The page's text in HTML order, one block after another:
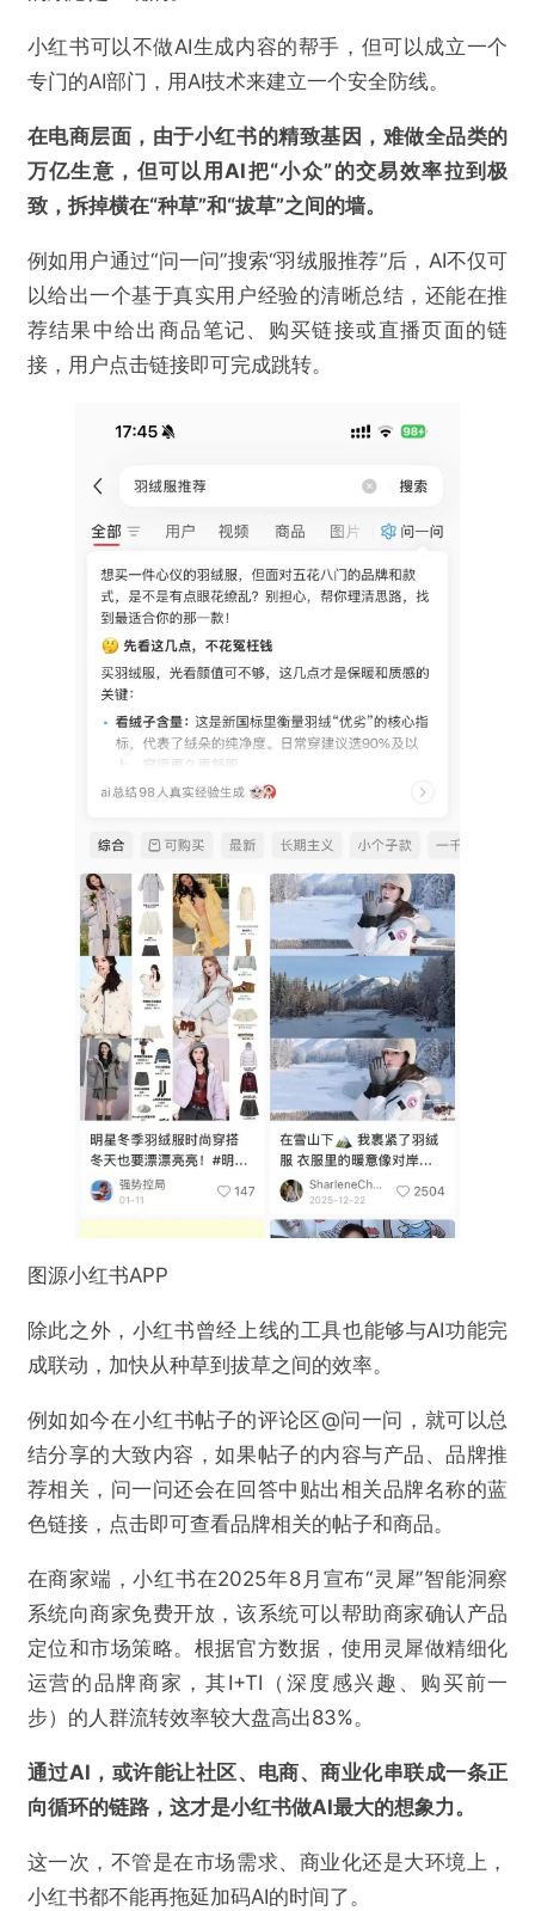
小红书可以不做AI生成内容的帮手，但可以成立一个
专门的AI部门，用AI技术来建立一个安全防线。
在电商层面，由于小红书的精致基因，难做全品类的
万亿生意，但可以用AI把“小众”的交易效率拉到极
致，拆掉横在“种草”和“拔草”之间的墙。
例如用户通过“问一问”搜索“羽绒服推荐”后，AI不仅可
以给出一个基于真实用户经验的清晰总结，还能在推
荐结果中给出商品笔记、购买链接或直播页面的链
接，用户点击链接即可完成跳转。
图源小红书APP
除此之外，小红书曾经上线的工具也能够与AI功能完
成联动，加快从种草到拔草之间的效率。
例如如今在小红书帖子的评论区@问一问，就可以总
结分享的大致内容，如果帖子的内容与产品、品牌推
荐相关，问一问还会在回答中贴出相关品牌名称的蓝
色链接，点击即可查看品牌相关的帖子和商品。
在商家端，小红书在2025年8月宣布“灵犀”智能洞察
系统向商家免费开放，该系统可以帮助商家确认产品
定位和市场策略。根据官方数据，使用灵犀做精细化
运营的品牌商家，其I+TI（深度感兴趣、购买前一
步）的人群流转效率较大盘高出83%。
通过AI，或许能让社区、电商、商业化串联成一条正
向循环的链路，这才是小红书做AI最大的想象力。
这一次，不管是在市场需求、商业化还是大环境上，
小红书都不能再拖延加码AI的时间了。